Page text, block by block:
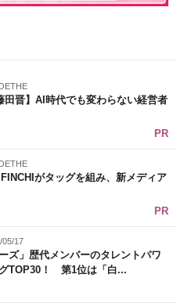
田晋】AI時代でも変わらない経営者
PR
がタッグを組み、新メディア
PR
05/17
ズ」歴代メンバーのタレントパワ
TOP30！ 第1位は「白...